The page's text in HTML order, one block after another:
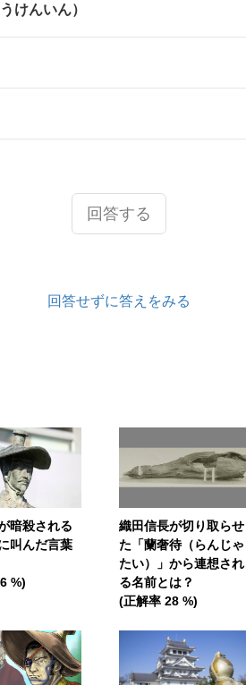
けんいん）
回答する
回答せずに答えをみる
暗殺される
叫んだ言葉
%)
織田信長が切り取らせ
た「蘭奢待（らんじゃ
たい）」から連想され
る名前とは？
(正解率 28 %)